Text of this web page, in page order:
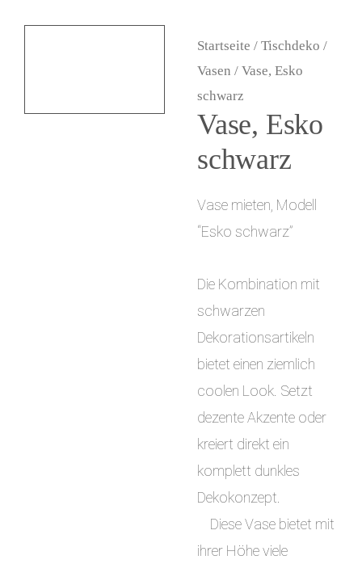
Startseite / Tischdeko /
Vasen / Vase, Esko
schwarz
Vase, Esko
schwarz
Vase mieten, Modell
“Esko schwarz”
Die Kombination mit
schwarzen
Dekorationsartikeln
bietet einen ziemlich
coolen Look. Setzt
dezente Akzente oder
kreiert direkt ein
komplett dunkles
Dekokonzept.
Diese Vase bietet mit
ihrer Höhe viele